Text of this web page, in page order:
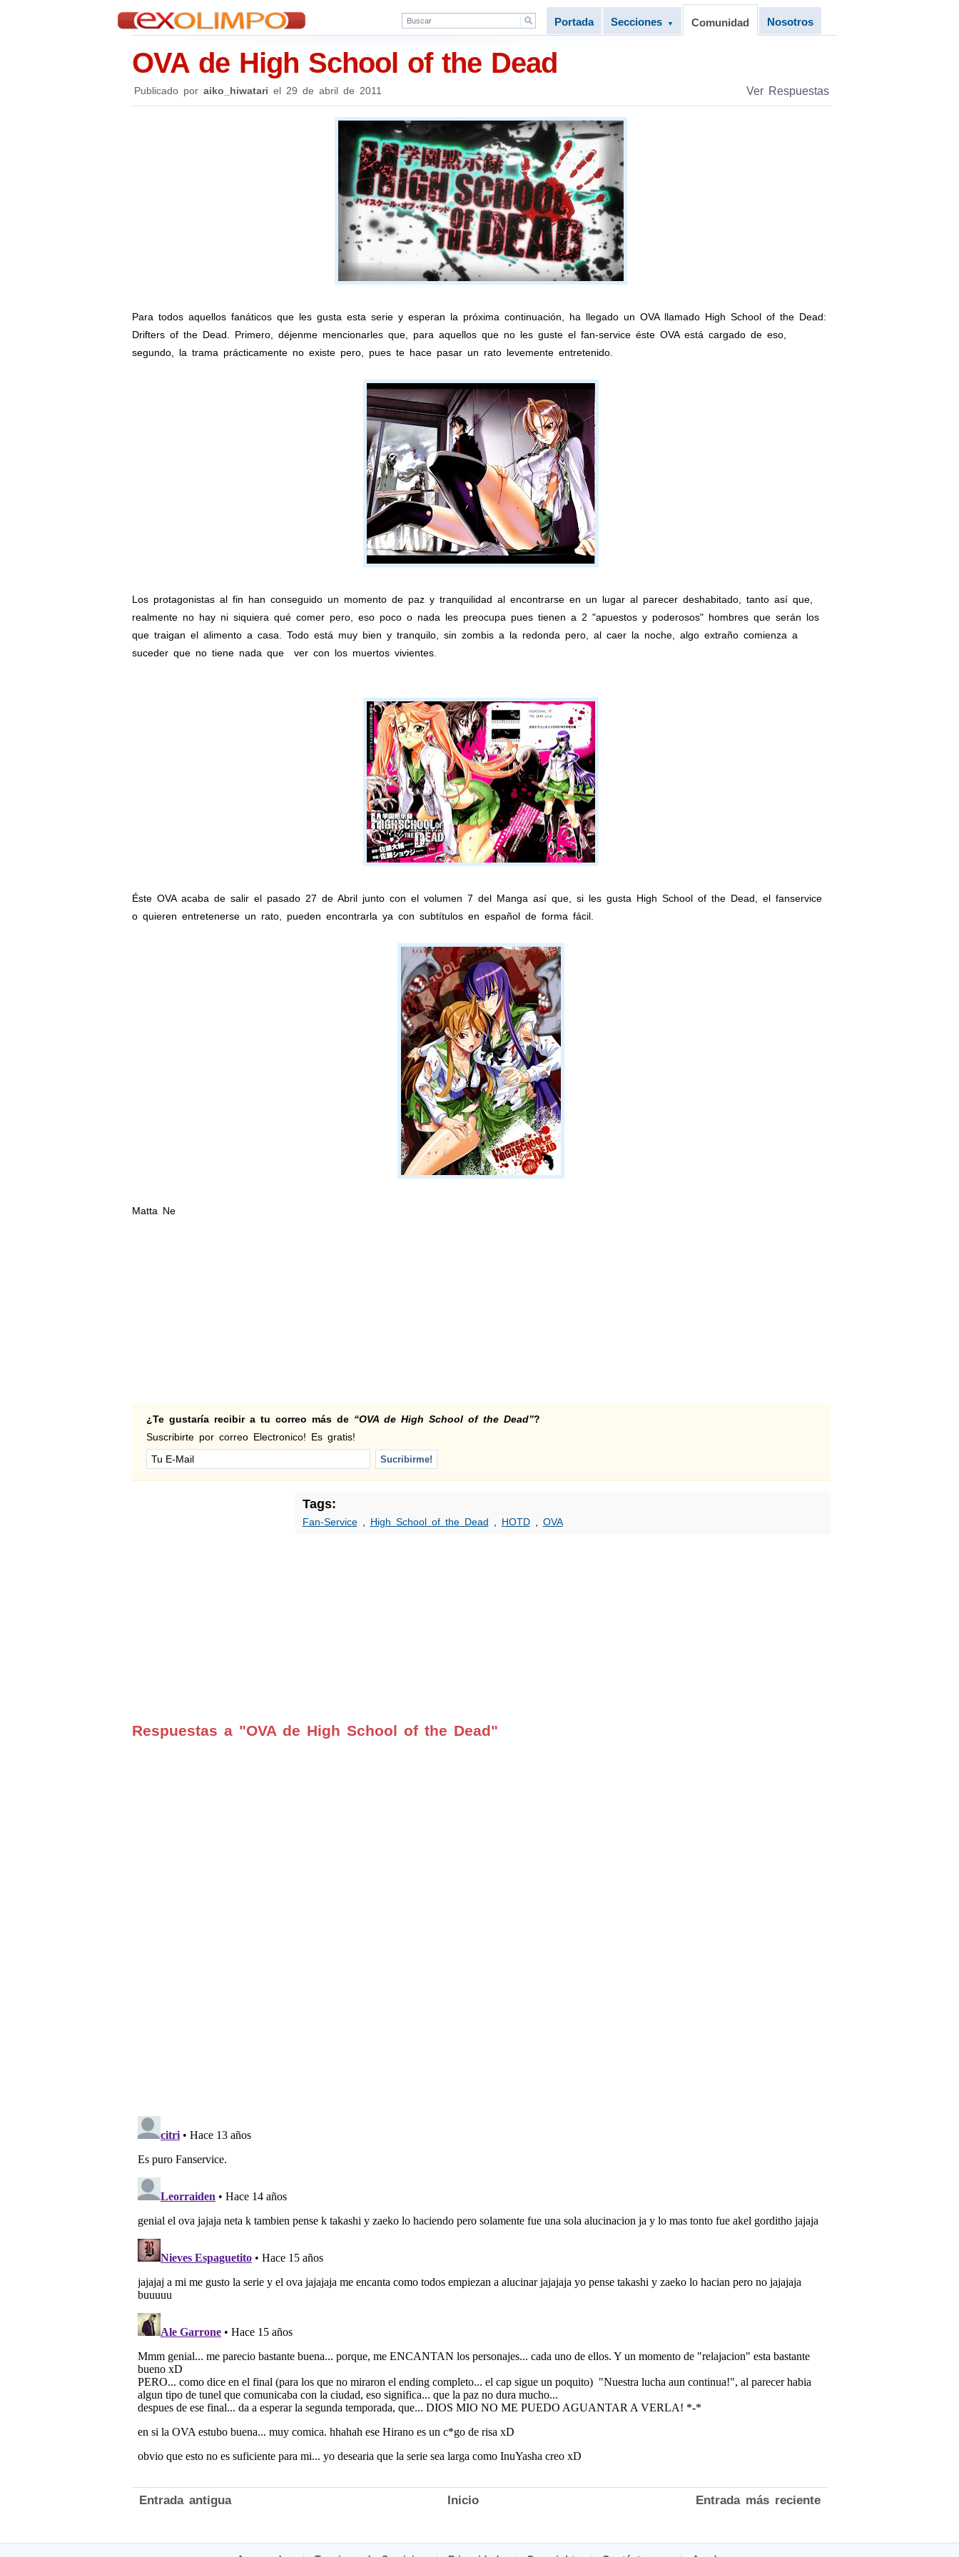
Portada Secciones ▼ Comunidad Nosotros
OVA de High School of the Dead
Publicado por aiko_hiwatari el 29 de abril de 2011 Ver Respuestas
Para todos aquellos fanáticos que les gusta esta serie y esperan la próxima continuación, ha llegado un OVA llamado High School of the Dead:
Drifters of the Dead. Primero, déjenme mencionarles que, para aquellos que no les guste el fan-service éste OVA está cargado de eso,
segundo, la trama prácticamente no existe pero, pues te hace pasar un rato levemente entretenido.
Los protagonistas al fin han conseguido un momento de paz y tranquilidad al encontrarse en un lugar al parecer deshabitado, tanto así que,
realmente no hay ni siquiera qué comer pero, eso poco o nada les preocupa pues tienen a 2 "apuestos y poderosos" hombres que serán los
que traigan el alimento a casa. Todo está muy bien y tranquilo, sin zombis a la redonda pero, al caer la noche, algo extraño comienza a
suceder que no tiene nada que ver con los muertos vivientes.
Éste OVA acaba de salir el pasado 27 de Abril junto con el volumen 7 del Manga así que, si les gusta High School of the Dead, el fanservice
o quieren entretenerse un rato, pueden encontrarla ya con subtítulos en español de forma fácil.
Matta Ne
¿Te gustaría recibir a tu correo más de “OVA de High School of the Dead”?
Suscribirte por correo Electronico! Es gratis!
Tags:
Fan-Service, High School of the Dead HOTD, OVA
Respuestas a "OVA de High School of the Dead"
Entrada más reciente
Entrada antigua Inicio